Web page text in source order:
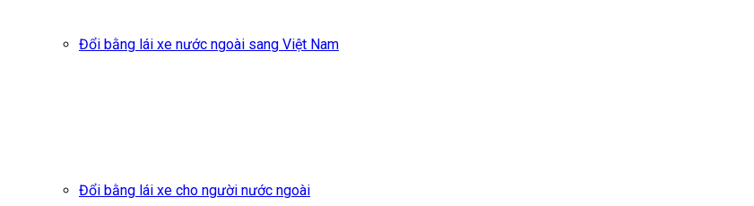
Đổi bằng lái xe nước ngoài sang Việt Nam
Đổi bằng lái xe cho người nước ngoài